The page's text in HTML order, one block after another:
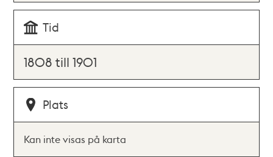
Tid
1808 till 1901
Plats
Kan inte visas på karta